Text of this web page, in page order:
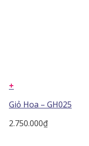
+
Giỏ Hoa – GH025
2.750.000₫